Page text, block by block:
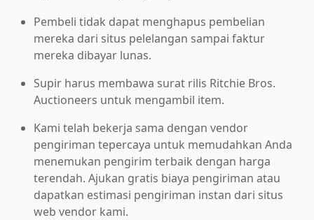
Pembeli tidak dapat menghapus pembelian
mereka dari situs pelelangan sampai faktur
mereka dibayar lunas.
Supir harus membawa surat rilis Ritchie Bros.
Auctioneers untuk mengambil item.
Kami telah bekerja sama dengan vendor
pengiriman tepercaya untuk memudahkan Anda
menemukan pengirim terbaik dengan harga
terendah. Ajukan gratis biaya pengiriman atau
dapatkan estimasi pengiriman instan dari situs
web vendor kami.